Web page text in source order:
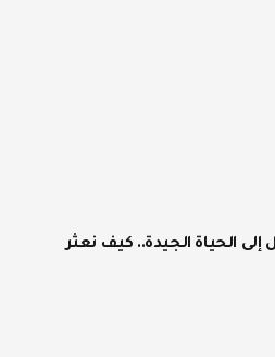
الحياة الجيدة.. كيف نعثر